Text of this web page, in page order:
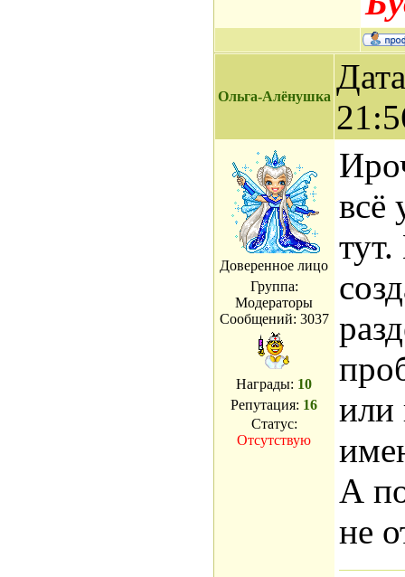
Ольга-Алёнушка
Доверенное лицо
Группа:
Модераторы
Сообщений: 3037
Награды: 10
Репутация: 16
Статус:
Отсутствую
всё
или
А
не